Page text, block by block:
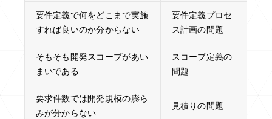
要件定義で何をどこまで実施
すれば良いのか分からない
要件定義プロセ
ス計画の問題
そもそも開発スコープがあい
まいである
スコープ定義の
問題
要求件数では開発規模の膨ら
みが分からない
見積りの問題